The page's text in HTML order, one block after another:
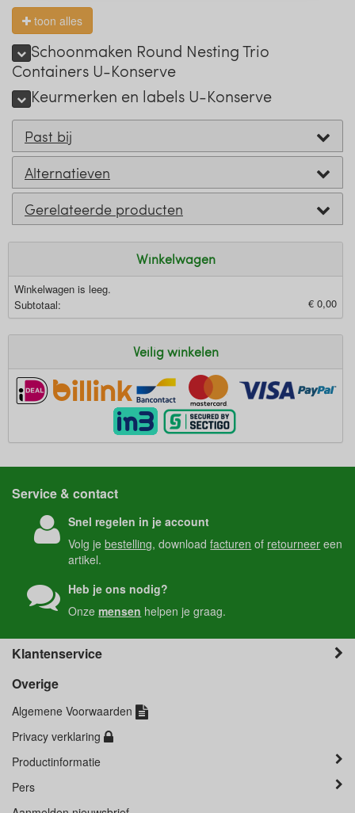
toon alles
Schoonmaken Round Nesting Trio
Containers U-Konserve
Keurmerken en labels U-Konserve
Past bij
Alternatieven
Gerelateerde producten
Winkelwagen
Winkelwagen is leeg.
Subtotaal:
€ 0,00
Veilig winkelen
Service & contact
Snel regelen in je account
Volg jebestelling, downloadfacturen of retourneer een
artikel.
Heb je ons nodig?
Onzemensen helpen je graag.
Klantenservice
Overige
Algemene Voorwaarden
Privacy verklaring
Productinformatie
Pers